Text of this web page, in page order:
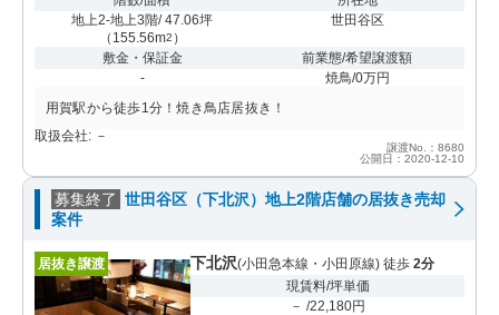
地上2-地上3階/ 47.06坪
（ 155.56m2 ）
世田谷区
敷金・保証金
-
前業態/希望譲渡額
焼鳥/0万円
用賀駅から徒歩1分！焼き鳥店居抜き！
取扱会社: －
譲渡No.：8680
公開日：2020-12-10
募集終了 世田谷区（下北沢）地上2階店舗の居抜き売却
案件
居抜き譲渡 下北沢(小田急本線・小田原線) 徒歩 2分
現賃料/坪単価
－ /22,180円